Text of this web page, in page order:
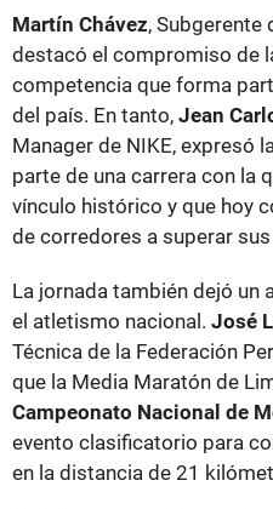
Martín Chávez, Subgerente
destacó el compromiso de
competencia que forma
del país. En tanto, Jean
Manager de NIKE, expresó
parte de una carrera con la
vínculo histórico y que hoy
de corredores a superar
La jornada también dejó un
el atletismo nacional. José
Técnica de la Federación
que la Media Maratón de
Campeonato Nacional de
evento clasificatorio para
en la distancia de 21